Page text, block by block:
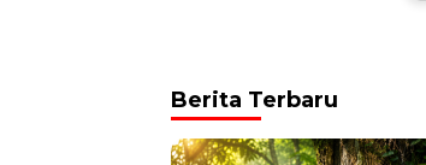
Berita Terbaru